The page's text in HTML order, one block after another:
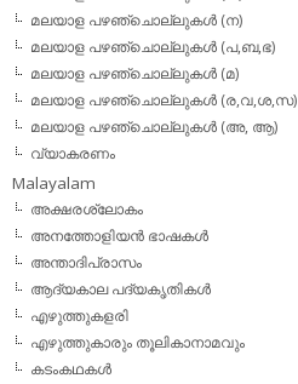
മലയാള പഴഞ്ചൊല്ലുകള്‍ (ന)
മലയാള പഴഞ്ചൊല്ലുകള്‍ (പ,ബ,ഭ)
മലയാള പഴഞ്ചൊല്ലുകള്‍ (മ)
മലയാള പഴഞ്ചൊല്ലുകള്‍ (ര,വ,ശ,സ)
മലയാള പഴഞ്ചൊല്ലുകൾ (അ, ആ)
വ്യാകരണം
Malayalam
അക്ഷരശ്ലോകം
അനത്തോളിയന്‍ ഭാഷകള്‍
അന്താദിപ്രാസം
ആദ്യകാല പദ്യകൃതികള്‍
എഴുത്തുകളരി
എഴുത്തുകാരും തൂലികാനാമവും
കടംകഥകള്‍